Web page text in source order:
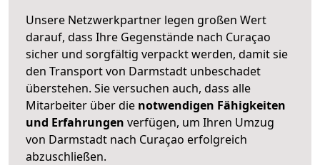
Unsere Netzwerkpartner legen großen Wert
darauf, dass Ihre Gegenstände nach Curaçao
sicher und sorgfältig verpackt werden, damit sie
den Transport von Darmstadt unbeschadet
überstehen. Sie versuchen auch, dass alle
Mitarbeiter über die notwendigen Fähigkeiten
und Erfahrungen verfügen, um Ihren Umzug
von Darmstadt nach Curaçao erfolgreich
abzuschließen.